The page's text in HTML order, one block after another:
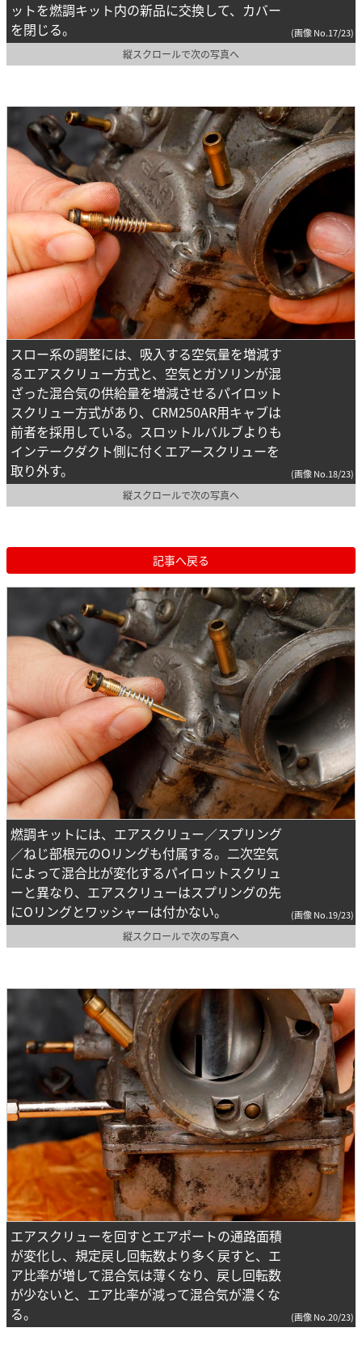
ットを燃調キット内の新品に交換して、カバー
を閉じる。
(画像 No.17/23)
縦スクロールで次の写真へ
スロー系の調整には、吸入する空気量を増減す
るエアスクリュー方式と、空気とガソリンが混
ざった混合気の供給量を増減させるパイロット
スクリュー方式があり、CRM250AR用キャブは
前者を採用している。スロットルバルブよりも
インテークダクト側に付くエアースクリューを
取り外す。
(画像 No.18/23)
縦スクロールで次の写真へ
記事へ戻る
燃調キットには、エアスクリュー／スプリング
／ねじ部根元のOリングも付属する。二次空気
によって混合比が変化するパイロットスクリュ
ーと異なり、エアスクリューはスプリングの先
にOリングとワッシャーは付かない。
(画像 No.19/23)
縦スクロールで次の写真へ
エアスクリューを回すとエアポートの通路面積
が変化し、規定戻し回転数より多く戻すと、エ
ア比率が増して混合気は薄くなり、戻し回転数
が少ないと、エア比率が減って混合気が濃くな
る。
(画像 No.20/23)